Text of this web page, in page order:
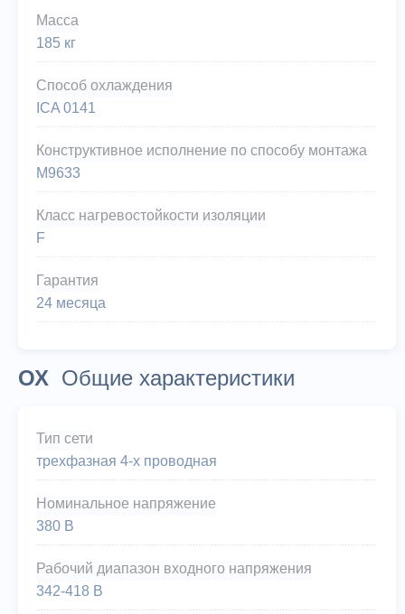
Масса
185 кг
Способ охлаждения
ICA 0141
Конструктивное исполнение по способу монтажа
М9633
Класс нагревостойкости изоляции
F
Гарантия
24 месяца
ОХ Общие характеристики
Тип сети
трехфазная 4-х проводная
Номинальное напряжение
380 В
Рабочий диапазон входного напряжения
342-418 В